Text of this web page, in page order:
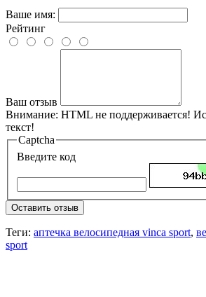
Ваше имя:
Рейтинг
Ваш отзыв
Внимание: HTML не поддерживается!
текст!
Captcha
Введите код
Оставить отзыв
Теги: аптечка велосипедная vinca sport,
sport